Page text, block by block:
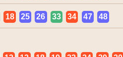
18 25 26 33 34 47 48